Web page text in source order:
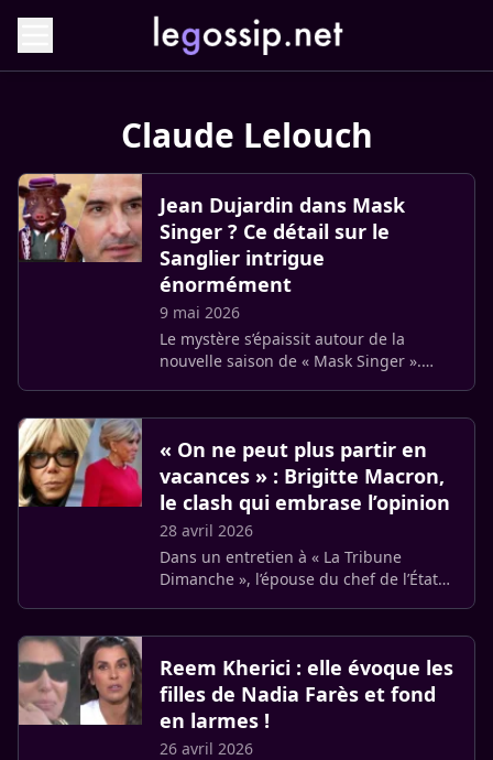
Claude Lelouch
Jean Dujardin dans Mask
Singer ? Ce détail sur le
Sanglier intrigue
énormément
9 mai 2026
Le mystère s’épaissit autour de la
nouvelle saison de « Mask Singer ».
« On ne peut plus partir en
vacances » : Brigitte Macron,
le clash qui embrase l’opinion
28 avril 2026
Dans un entretien à « La Tribune
Dimanche », l’épouse du chef de l’État
Reem Kherici : elle évoque les
filles de Nadia Farès et fond
en larmes !
26 avril 2026